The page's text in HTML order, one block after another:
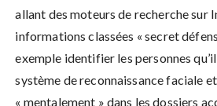
allant des moteurs de recherche sur
informations classées « secret
exemple identifier les personnes
système de reconnaissance faciale
« mentalement » dans les dossiers